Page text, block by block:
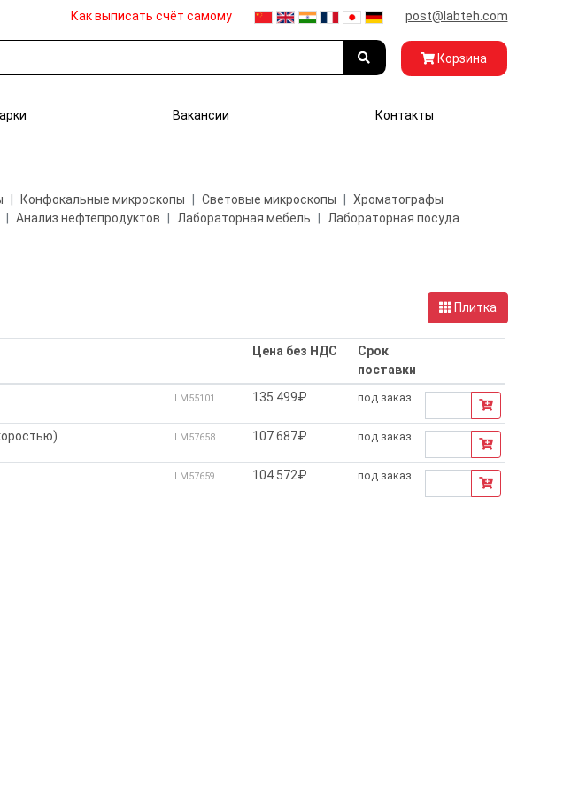
Как выписать счёт самому post@labteh.com
Корзина
Вакансии Контакты
Конфокальные микроскопы Световые микроскопы
Хроматографы
Анализ нефтепродуктов Лабораторная мебель
Лабораторная посуда
Плитка
Цена без НДС
Срок
поставки
LM55101 135 499₽ под заказ
LM57658 107 687₽ под заказ
LM57659 104 572₽ под заказ